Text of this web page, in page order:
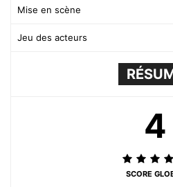
Mise en scène
Jeu des acteurs
4
SCORE